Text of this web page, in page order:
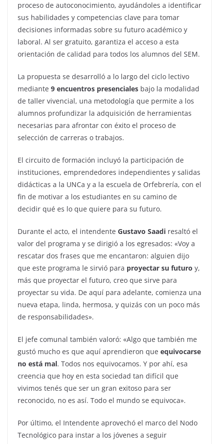
proceso de autoconocimiento, ayudándoles a identificar
sus habilidades y competencias clave para tomar
decisiones informadas sobre su futuro académico y
laboral. Al ser gratuito, garantiza el acceso a esta
orientación de calidad para todos los alumnos del SEM.
La propuesta se desarrolló a lo largo del ciclo lectivo
mediante 9 encuentros presenciales bajo la modalidad
de taller vivencial, una metodología que permite a los
alumnos profundizar la adquisición de herramientas
necesarias para afrontar con éxito el proceso de
selección de carreras o trabajos.
El circuito de formación incluyó la participación de
instituciones, emprendedores independientes y salidas
didácticas a la UNCa y a la escuela de Orfebrería, con el
fin de motivar a los estudiantes en su camino de
decidir qué es lo que quiere para su futuro.
Durante el acto, el intendente Gustavo Saadi resaltó el
valor del programa y se dirigió a los egresados: «Voy a
rescatar dos frases que me encantaron: alguien dijo
que este programa le sirvió para proyectar su futuro y,
más que proyectar el futuro, creo que sirve para
proyectar su vida. De aquí para adelante, comienza una
nueva etapa, linda, hermosa, y quizás con un poco más
de responsabilidades».
El jefe comunal también valoró: «Algo que también me
gustó mucho es que aquí aprendieron que equivocarse
no está mal. Todos nos equivocamos. Y por ahí, esa
creencia que hoy en esta sociedad tan difícil que
vivimos tenés que ser un gran exitoso para ser
reconocido, no es así. Todo el mundo se equivoca».
Por último, el Intendente aprovechó el marco del Nodo
Tecnológico para instar a los jóvenes a seguir